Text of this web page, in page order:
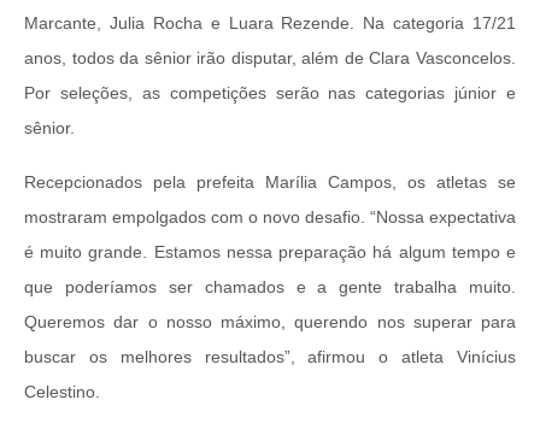
Marcante, Julia Rocha e Luara Rezende. Na categoria 17/21
anos, todos da sênior irão disputar, além de Clara Vasconcelos.
Por seleções, as competições serão nas categorias júnior e
sênior.
Recepcionados pela prefeita Marília Campos, os atletas se
mostraram empolgados com o novo desafio. “Nossa expectativa
é muito grande. Estamos nessa preparação há algum tempo e
que poderíamos ser chamados e a gente trabalha muito.
Queremos dar o nosso máximo, querendo nos superar para
buscar os melhores resultados”, afirmou o atleta Vinícius
Celestino.